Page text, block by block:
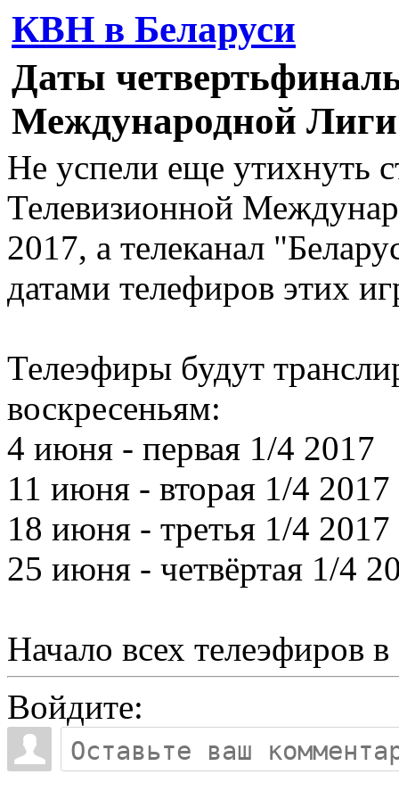
КВН в Беларуси
Даты
Международной
Не успели еще утихнуть
Телевизионной
2017, а телеканал
датами телефиров этих
Телеэфиры будут
воскресеньям:
4 июня - первая 1/4 2017
11 июня - вторая 1/4 2017
18 июня - третья 1/4 2017
25 июня - четвёртая 1/4
Начало всех телеэфиров в
Войдите: